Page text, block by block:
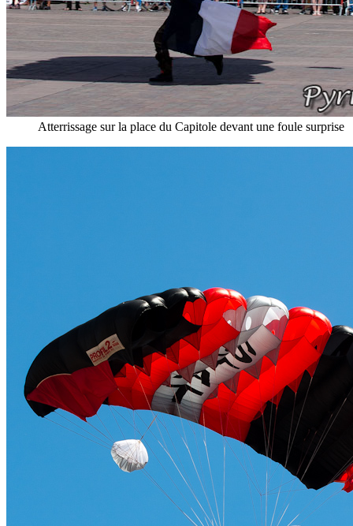
Atterrissage sur la place du Capitole devant une foule surprise